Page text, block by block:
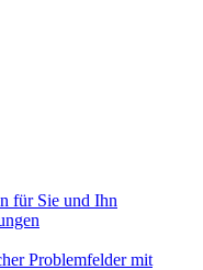
für Sie und Ihn
Problemfelder mit